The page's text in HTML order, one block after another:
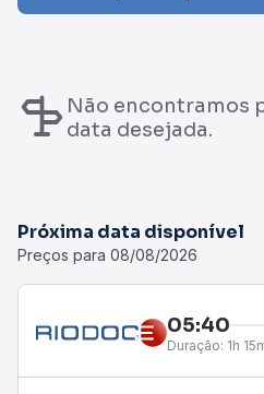
Não encontramos
data desejada.
Próxima data disponível
Preços para 08/08/2026
05:40
Duração: 1h